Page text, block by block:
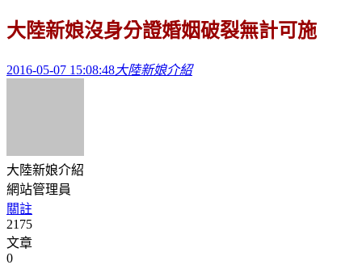
大陸新娘沒身分證婚姻破裂無計可施
2016-05-07 15:08:48大陸新娘介紹
大陸新娘介紹
網站管理員
關註
2175
文章
0